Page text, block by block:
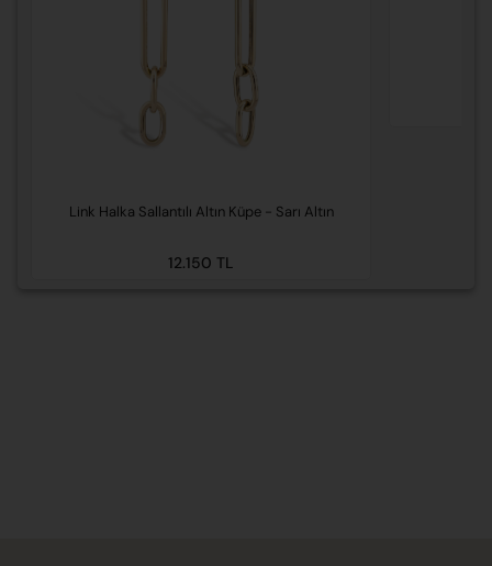
Link Halka Sallantılı Altın Küpe - Sarı Altın
12.150 TL